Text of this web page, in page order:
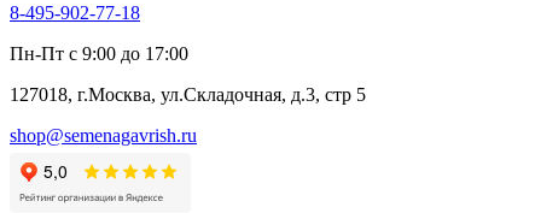
8-495-902-77-18
Пн-Пт с 9:00 до 17:00
127018, г.Москва, ул.Складочная, д.3, стр 5
shop@semenagavrish.ru